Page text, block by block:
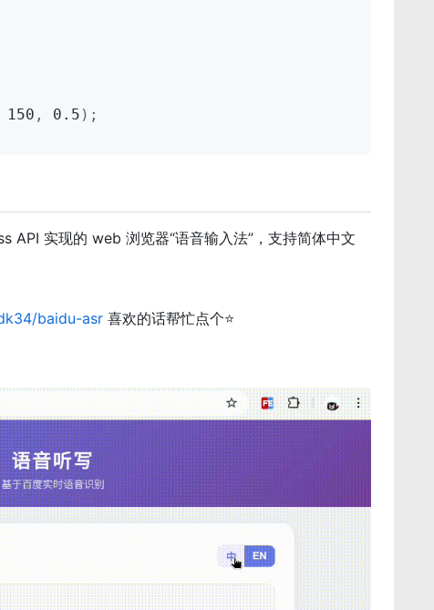
150 , 0.5 ) ;
API 实现的 web 浏览器“语音输入法”，支持简体中文
baidu-asr 喜欢的话帮忙点个⭐